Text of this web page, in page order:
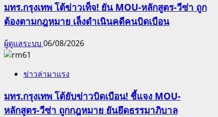
มทร.กรุงเทพ โต้ข่าวเท็จ! ยัน MOU-หลักสูตร-วีซ่า ถูก
ต้องตามกฎหมาย เล็งดำเนินคดีคนบิดเบือน
ผู้ดูแลระบบ 06/08/2026
ข่าวล่ามาแรง
มทร.กรุงเทพ โต้ยับข่าวบิดเบือน! ชี้แจง MOU-
หลักสูตร-วีซ่า ถูกกฎหมาย ยันยึดธรรมาภิบาล